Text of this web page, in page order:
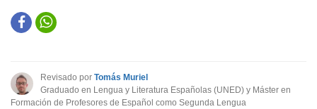
Este contenido contiene información incorrecta
Otro
Revisado por Tomás Muriel
Graduado en Lengua y Literatura Españolas (UNED) y Máster en
Formación de Profesores de Español como Segunda Lengua